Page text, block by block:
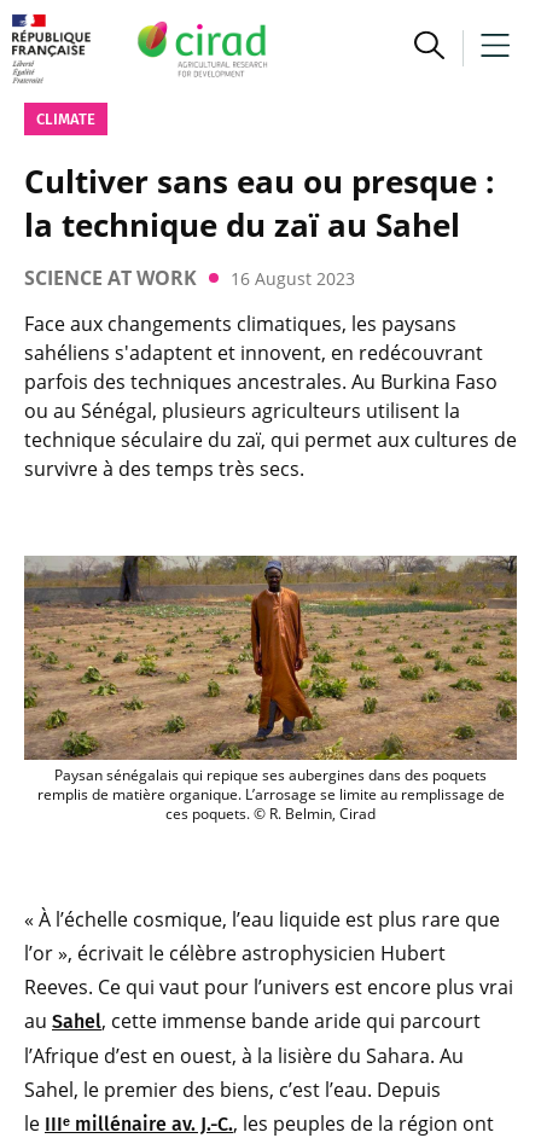
CLIMATE
Cultiver sans eau ou presque :
la technique du zaï au Sahel
SCIENCE AT WORK 16 August 2023
Face aux changements climatiques, les paysans
sahéliens s'adaptent et innovent, en redécouvrant
parfois des techniques ancestrales. Au Burkina Faso
ou au Sénégal, plusieurs agriculteurs utilisent la
technique séculaire du zaï, qui permet aux cultures de
survivre à des temps très secs.
Paysan sénégalais qui repique ses
Paysan sénégalais qui repique ses aubergines dans des poquets
remplis de matière organique. L’arrosage se limite au remplissage de
ces poquets. © R. Belmin, Cirad
« À l’échelle cosmique, l’eau liquide est plus rare que
l’or », écrivait le célèbre astrophysicien Hubert
Reeves. Ce qui vaut pour l’univers est encore plus vrai
au Sahel, cette immense bande aride qui parcourt
l’Afrique d’est en ouest, à la lisière du Sahara. Au
Sahel, le premier des biens, c’est l’eau. Depuis
le IIIᵉ millénaire av. J.-C., les peuples de la région ont